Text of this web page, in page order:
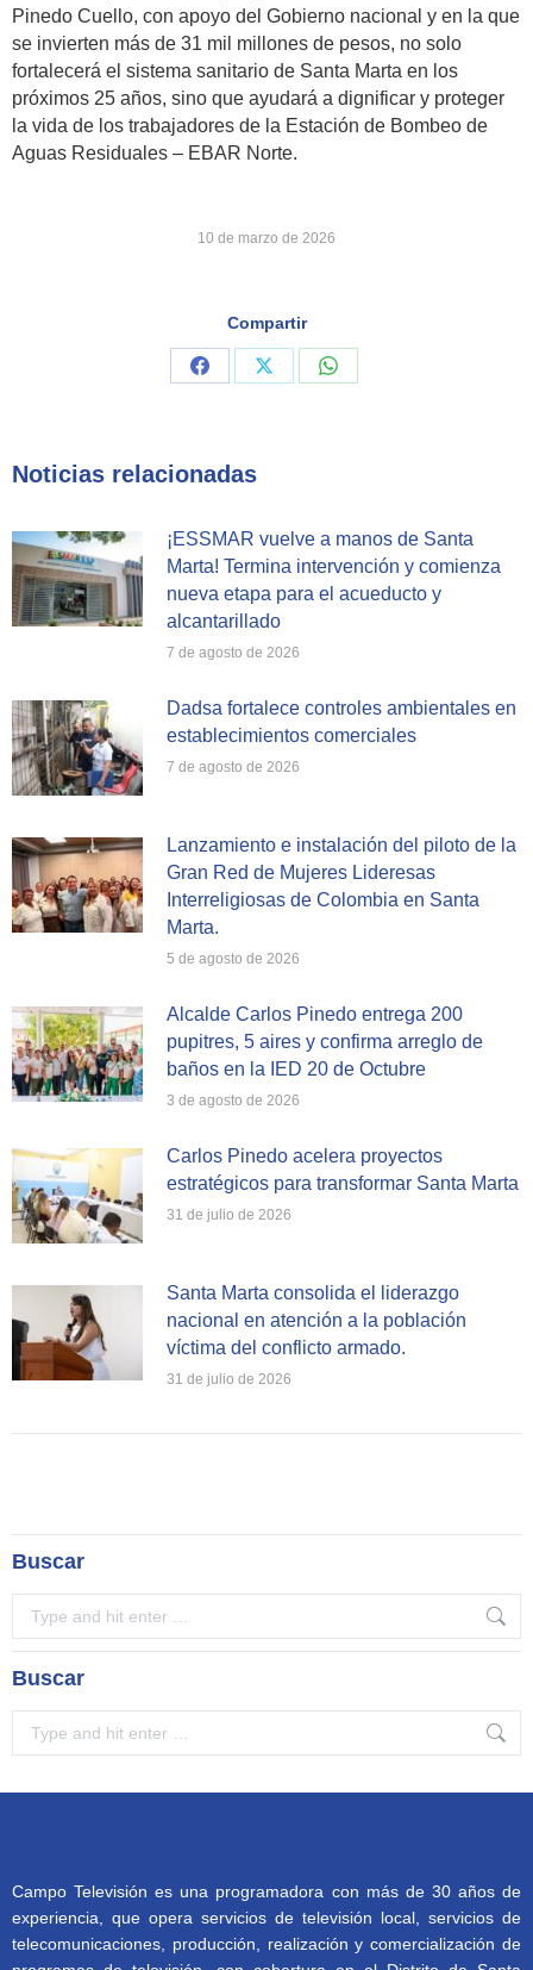
Pinedo Cuello, con apoyo del Gobierno nacional y en la que
se invierten más de 31 mil millones de pesos, no solo
fortalecerá el sistema sanitario de Santa Marta en los
próximos 25 años, sino que ayudará a dignificar y proteger
la vida de los trabajadores de la Estación de Bombeo de
Aguas Residuales – EBAR Norte.
10 de marzo de 2026
Compartir
Share
Share
Share
Noticias relacionadas
¡ESSMAR vuelve a manos de Santa
Marta! Termina intervención y comienza
nueva etapa para el acueducto y
alcantarillado
7 de agosto de 2026
Dadsa fortalece controles ambientales en
establecimientos comerciales
7 de agosto de 2026
Lanzamiento e instalación del piloto de la
Gran Red de Mujeres Lideresas
Interreligiosas de Colombia en Santa
Marta.
5 de agosto de 2026
Alcalde Carlos Pinedo entrega 200
pupitres, 5 aires y confirma arreglo de
baños en la IED 20 de Octubre
3 de agosto de 2026
Carlos Pinedo acelera proyectos
estratégicos para transformar Santa Marta
31 de julio de 2026
Santa Marta consolida el liderazgo
nacional en atención a la población
víctima del conflicto armado.
31 de julio de 2026
Buscar
Buscar
Campo Televisión es una programadora con más de 30 años de
experiencia, que opera servicios de televisión local, servicios de
telecomunicaciones, producción, realización y comercialización de